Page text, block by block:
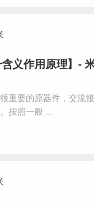
含义作用原理】-
重要的原器件，交流
按照一般 ...